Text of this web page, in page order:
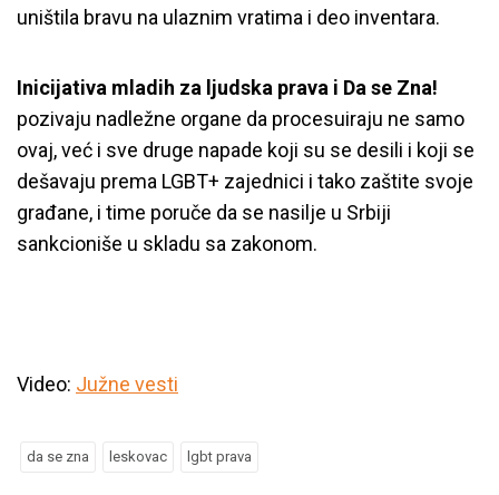
uništila bravu na ulaznim vratima i deo inventara.
Inicijativa mladih za ljudska prava i Da se Zna!
pozivaju nadležne organe da procesuiraju ne samo
ovaj, već i sve druge napade koji su se desili i koji se
dešavaju prema LGBT+ zajednici i tako zaštite svoje
građane, i time poruče da se nasilje u Srbiji
sankcioniše u skladu sa zakonom.
Video: Južne vesti
da se zna leskovac lgbt prava